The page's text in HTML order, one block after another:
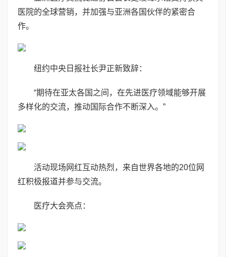
医院的全球营销，并加强与亚洲各国伙伴的紧密合
作。
纽约中央日报社长尹正新致辞：
“期待在亚太各国之间，在先进医疗领域能够开展
多样化的交流，推动国际合作不断深入。”
活动现场网红互动热烈，来自世界各地的20位网
红积极报道并参与交流。
医疗大会亮点：